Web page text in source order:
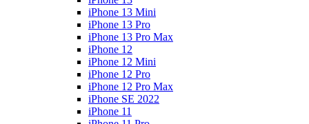
iPhone 13 Mini
iPhone 13 Pro
iPhone 13 Pro Max
iPhone 12
iPhone 12 Mini
iPhone 12 Pro
iPhone 12 Pro Max
iPhone SE 2022
iPhone 11